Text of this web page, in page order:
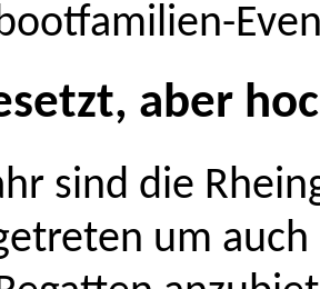
aber
sind die
um